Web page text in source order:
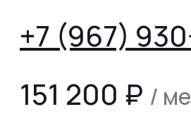
+7 (967)
151 200 ₽ /